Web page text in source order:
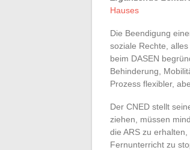
Hauses
Die Beendigung
soziale Rechte,
beim DASEN
Behinderung,
Prozess flexibler,
Der CNED stellt
ziehen, müssen
die ARS zu
Fernunterricht zu